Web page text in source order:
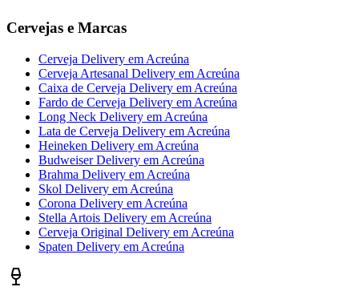
Cervejas e Marcas
Cerveja Delivery em Acreúna
Cerveja Artesanal Delivery em Acreúna
Caixa de Cerveja Delivery em Acreúna
Fardo de Cerveja Delivery em Acreúna
Long Neck Delivery em Acreúna
Lata de Cerveja Delivery em Acreúna
Heineken Delivery em Acreúna
Budweiser Delivery em Acreúna
Brahma Delivery em Acreúna
Skol Delivery em Acreúna
Corona Delivery em Acreúna
Stella Artois Delivery em Acreúna
Cerveja Original Delivery em Acreúna
Spaten Delivery em Acreúna